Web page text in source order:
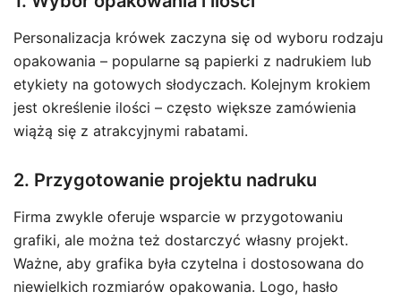
Personalizacja krówek zaczyna się od wyboru rodzaju
opakowania – popularne są papierki z nadrukiem lub
etykiety na gotowych słodyczach. Kolejnym krokiem
jest określenie ilości – często większe zamówienia
wiążą się z atrakcyjnymi rabatami.
2. Przygotowanie projektu nadruku
Firma zwykle oferuje wsparcie w przygotowaniu
grafiki, ale można też dostarczyć własny projekt.
Ważne, aby grafika była czytelna i dostosowana do
niewielkich rozmiarów opakowania. Logo, hasło